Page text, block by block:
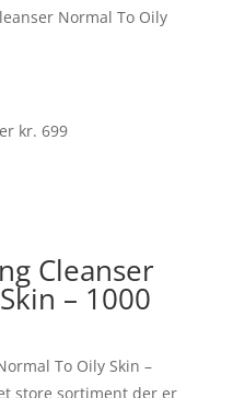
Normal To Oily
kr. 699
Cleanser
– 1000
To Oily Skin –
store sortiment der er